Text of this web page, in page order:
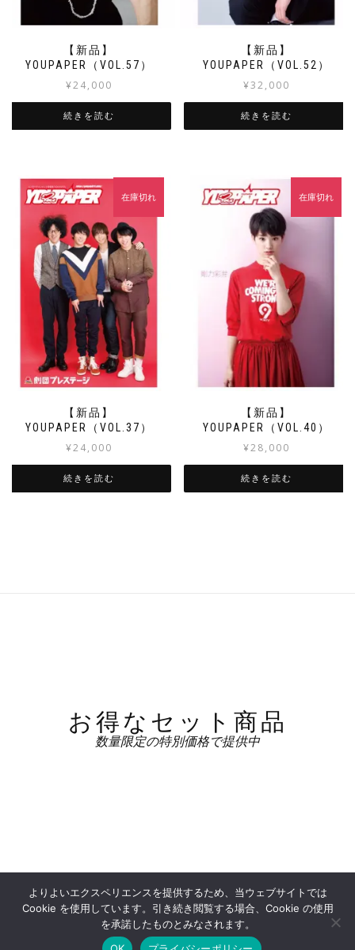
【新品】
YOUPAPER（VOL.57）
¥24,000
続きを読む
【新品】
YOUPAPER（VOL.52）
¥32,000
続きを読む
【新品】
YOUPAPER（VOL.37）
¥24,000
在庫切れ
続きを読む
【新品】
YOUPAPER（VOL.40）
¥28,000
在庫切れ
続きを読む
お得なセット商品
数量限定の特別価格で提供中
YOUPAPERS OFFICIAL SHOP
よりよいエクスペリエンスを提供するため、当ウェブサイトでは
Cookie を使用しています。引き続き閲覧する場合、Cookie の使用
を承諾したものとみなされます。